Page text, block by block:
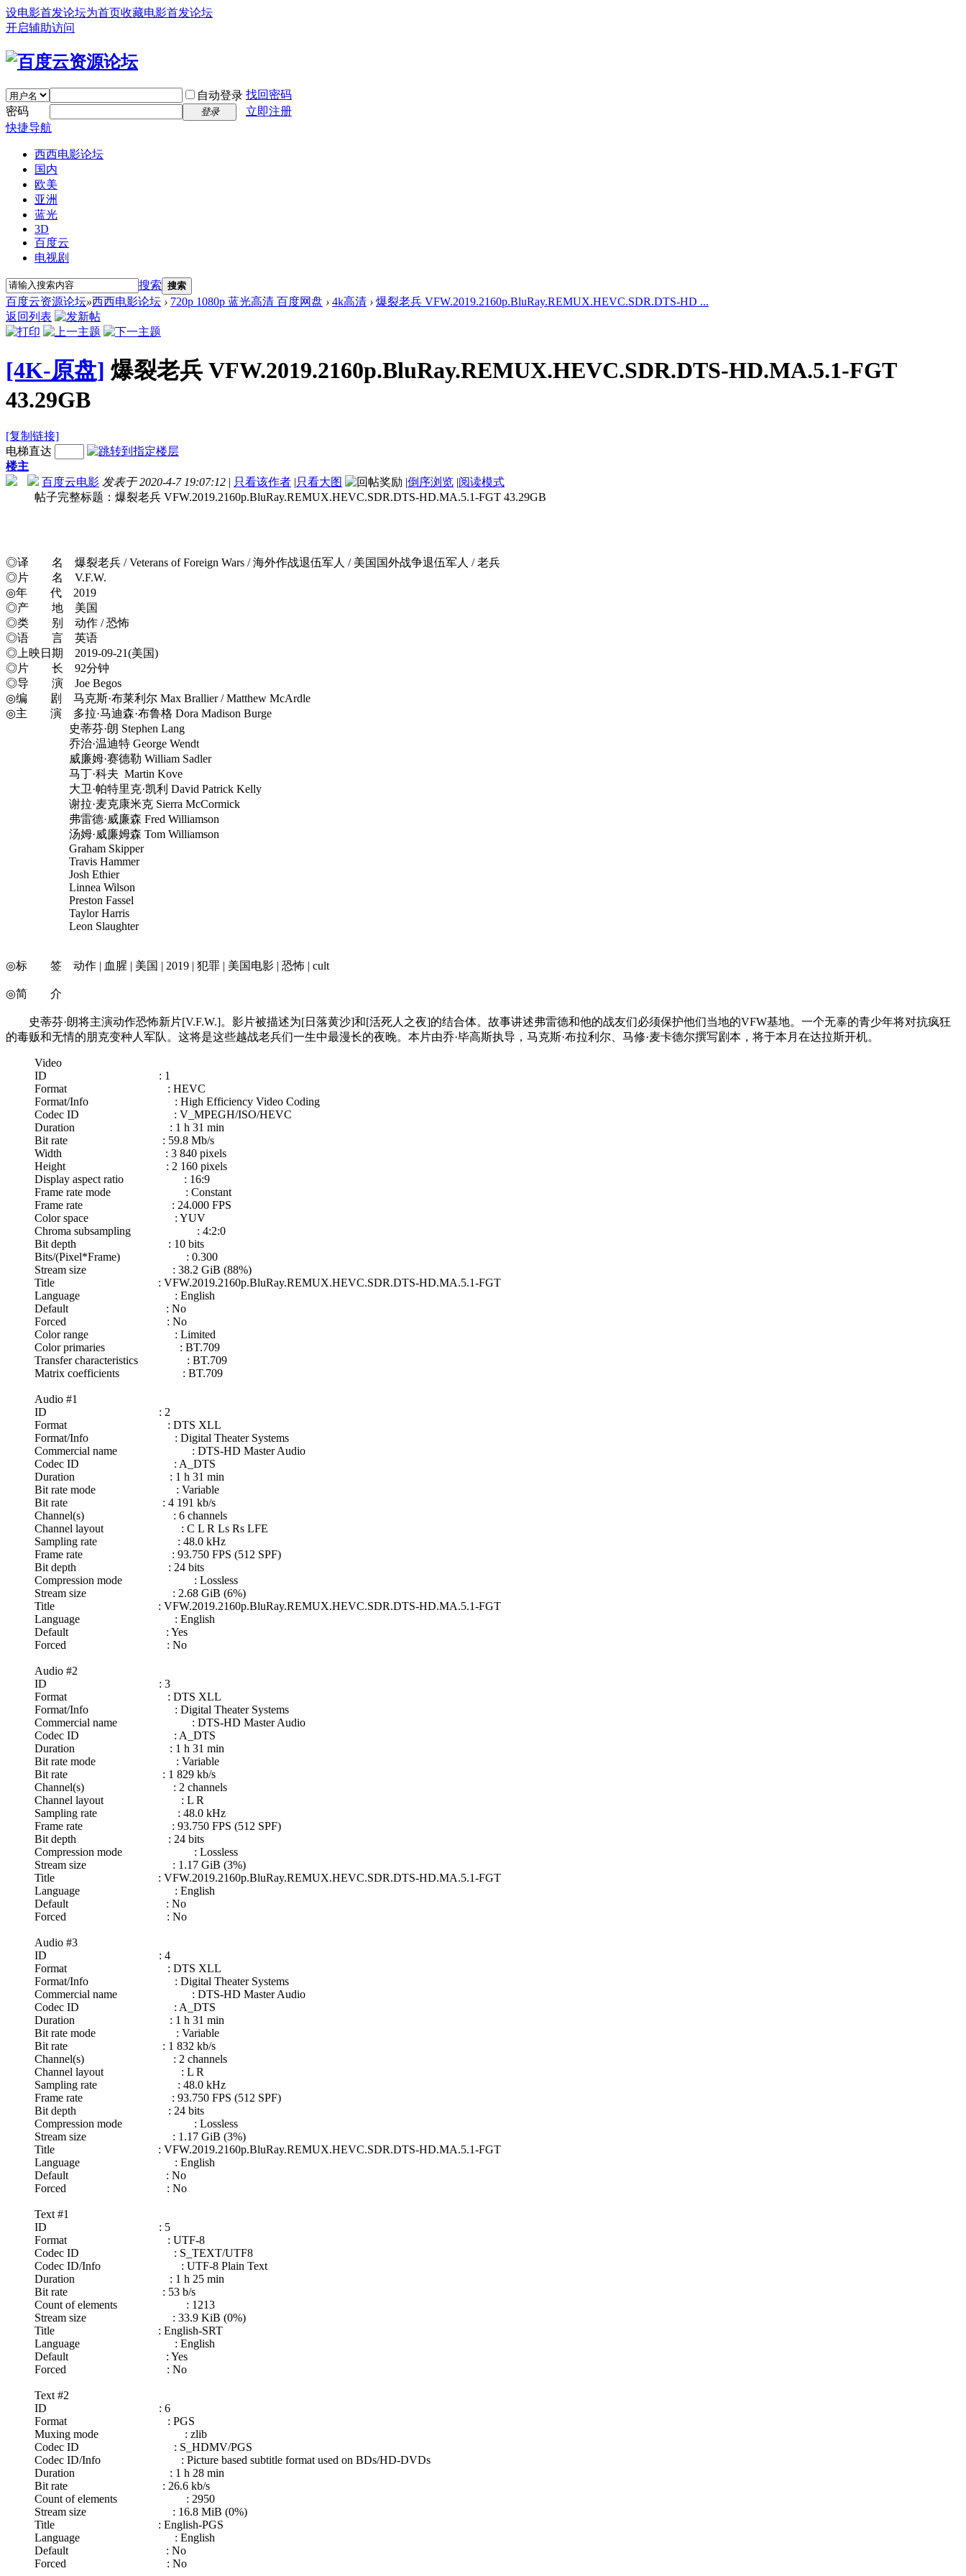
设电影首发论坛为首页收藏电影首发论坛
开启辅助访问
自动登录 找回密码
密码
登录
立即注册
快捷导航
西西电影论坛
国内
欧美
亚洲
蓝光
3D
百度云
电视剧
搜索 搜索
百度云资源论坛»西西电影论坛 › 720p 1080p 蓝光高清 百度网盘 › 4k高清 › 爆裂老兵 VFW.2019.2160p.BluRay.REMUX.HEVC.SDR.DTS-HD ...
返回列表
[4K-原盘] 爆裂老兵 VFW.2019.2160p.BluRay.REMUX.HEVC.SDR.DTS-HD.MA.5.1-FGT
43.29GB
[复制链接]
电梯直达
楼主
百度云电影 发表于 2020-4-7 19:07:12 | 只看该作者 |只看大图 |倒序浏览 |阅读模式
帖子完整标题：爆裂老兵 VFW.2019.2160p.BluRay.REMUX.HEVC.SDR.DTS-HD.MA.5.1-FGT 43.29GB
◎译 名 爆裂老兵 / Veterans of Foreign Wars / 海外作战退伍军人 / 美国国外战争退伍军人 / 老兵
◎片 名 V.F.W.
◎年 代 2019
◎产 地 美国
◎类 别 动作 / 恐怖
◎语 言 英语
◎上映日期 2019-09-21(美国)
◎片 长 92分钟
◎导 演 Joe Begos
◎编 剧 马克斯·布莱利尔 Max Brallier / Matthew McArdle
◎主 演 多拉·马迪森·布鲁格 Dora Madison Burge
史蒂芬·朗 Stephen Lang
乔治·温迪特 George Wendt
威廉姆·赛德勒 William Sadler
马丁·科夫 Martin Kove
大卫·帕特里克·凯利 David Patrick Kelly
谢拉·麦克康米克 Sierra McCormick
弗雷德·威廉森 Fred Williamson
汤姆·威廉姆森 Tom Williamson
Graham Skipper
Travis Hammer
Josh Ethier
Linnea Wilson
Preston Fassel
Taylor Harris
Leon Slaughter
◎标 签 动作 | 血腥 | 美国 | 2019 | 犯罪 | 美国电影 | 恐怖 | cult
◎简 介
史蒂芬·朗将主演动作恐怖新片[V.F.W.]。影片被描述为[日落黄沙]和[活死人之夜]的结合体。故事讲述弗雷德和他的战友们必须保护他们当地的VFW基地。一个无辜的青少年将对抗疯狂
的毒贩和无情的朋克变种人军队。这将是这些越战老兵们一生中最漫长的夜晚。本片由乔·毕高斯执导，马克斯·布拉利尔、马修·麦卡德尔撰写剧本，将于本月在达拉斯开机。
Video
ID : 1
Format : HEVC
Format/Info : High Efficiency Video Coding
Codec ID : V_MPEGH/ISO/HEVC
Duration : 1 h 31 min
Bit rate : 59.8 Mb/s
Width : 3 840 pixels
Height : 2 160 pixels
Display aspect ratio : 16:9
Frame rate mode : Constant
Frame rate : 24.000 FPS
Color space : YUV
Chroma subsampling : 4:2:0
Bit depth : 10 bits
Bits/(Pixel*Frame) : 0.300
Stream size : 38.2 GiB (88%)
Title : VFW.2019.2160p.BluRay.REMUX.HEVC.SDR.DTS-HD.MA.5.1-FGT
Language : English
Default : No
Forced : No
Color range : Limited
Color primaries : BT.709
Transfer characteristics : BT.709
Matrix coefficients : BT.709
Audio #1
ID : 2
Format : DTS XLL
Format/Info : Digital Theater Systems
Commercial name : DTS-HD Master Audio
Codec ID : A_DTS
Duration : 1 h 31 min
Bit rate mode : Variable
Bit rate : 4 191 kb/s
Channel(s) : 6 channels
Channel layout : C L R Ls Rs LFE
Sampling rate : 48.0 kHz
Frame rate : 93.750 FPS (512 SPF)
Bit depth : 24 bits
Compression mode : Lossless
Stream size : 2.68 GiB (6%)
Title : VFW.2019.2160p.BluRay.REMUX.HEVC.SDR.DTS-HD.MA.5.1-FGT
Language : English
Default : Yes
Forced : No
Audio #2
ID : 3
Format : DTS XLL
Format/Info : Digital Theater Systems
Commercial name : DTS-HD Master Audio
Codec ID : A_DTS
Duration : 1 h 31 min
Bit rate mode : Variable
Bit rate : 1 829 kb/s
Channel(s) : 2 channels
Channel layout : L R
Sampling rate : 48.0 kHz
Frame rate : 93.750 FPS (512 SPF)
Bit depth : 24 bits
Compression mode : Lossless
Stream size : 1.17 GiB (3%)
Title : VFW.2019.2160p.BluRay.REMUX.HEVC.SDR.DTS-HD.MA.5.1-FGT
Language : English
Default : No
Forced : No
Audio #3
ID : 4
Format : DTS XLL
Format/Info : Digital Theater Systems
Commercial name : DTS-HD Master Audio
Codec ID : A_DTS
Duration : 1 h 31 min
Bit rate mode : Variable
Bit rate : 1 832 kb/s
Channel(s) : 2 channels
Channel layout : L R
Sampling rate : 48.0 kHz
Frame rate : 93.750 FPS (512 SPF)
Bit depth : 24 bits
Compression mode : Lossless
Stream size : 1.17 GiB (3%)
Title : VFW.2019.2160p.BluRay.REMUX.HEVC.SDR.DTS-HD.MA.5.1-FGT
Language : English
Default : No
Forced : No
Text #1
ID : 5
Format : UTF-8
Codec ID : S_TEXT/UTF8
Codec ID/Info : UTF-8 Plain Text
Duration : 1 h 25 min
Bit rate : 53 b/s
Count of elements : 1213
Stream size : 33.9 KiB (0%)
Title : English-SRT
Language : English
Default : Yes
Forced : No
Text #2
ID : 6
Format : PGS
Muxing mode : zlib
Codec ID : S_HDMV/PGS
Codec ID/Info : Picture based subtitle format used on BDs/HD-DVDs
Duration : 1 h 28 min
Bit rate : 26.6 kb/s
Count of elements : 2950
Stream size : 16.8 MiB (0%)
Title : English-PGS
Language : English
Default : No
Forced : No